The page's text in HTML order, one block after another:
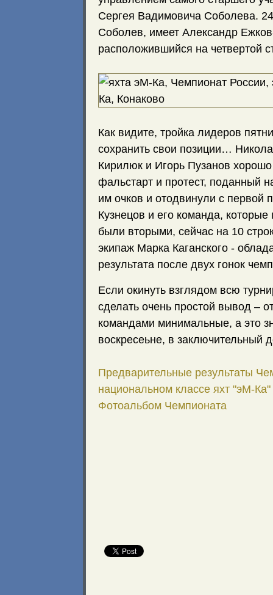
Сергея Вадимовича Соболева.
Соболев, имеет Александр
расположившийся на четвертой
Как видите, тройка лидеров
сохранить свои позиции…
Кирилюк и Игорь Пузанов хорошо
фальстарт и протест, поданный
им очков и отодвинули с первой
Кузнецов и его команда,
были вторыми, сейчас на 10
экипаж Марка Каганского -
результата после двух гонок
Если окинуть взглядом всю
сделать очень простой вывод –
командами минимальные, а это
воскресеьне, в заключительный
Предварительные результаты
национальном классе яхт "эМ-Ка"
Фотоальбом Чемпионата